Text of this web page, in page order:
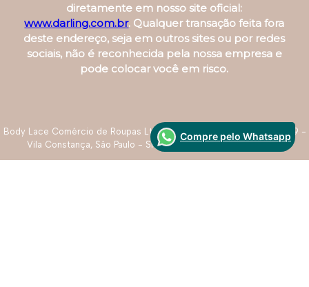
diretamente em nosso site oficial:
www.darling.com.br. Qualquer transação feita fora
deste endereço, seja em outros sites ou por redes
sociais, não é reconhecida pela nossa empresa e
pode colocar você em risco.
Body Lace Comércio de Roupas Ltda. R. Roque de Paula Monteiro, 39 -
Vila Constança, São Paulo - SP - CNPJ: 07.737.343/0003-44
Compre pelo Whatsapp